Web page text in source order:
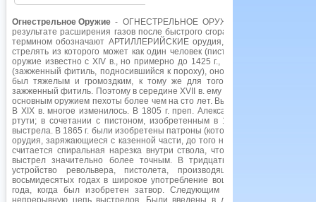
Огнестрельное Оружие - ОГНЕСТРЕЛЬНОЕ ОРУЖИЕ, оружие,
результате расширения газов после быстрого сгорания ПОРОХА или
термином обозначают АРТИЛЛЕРИЙСКИЕ орудия, но чаще всего
стрелять из которого может как один человек (пистолеты), так и
оружие известно с XIV в., но примерно до 1425 г., то есть до
(зажженный фитиль, подносившийся к пороху), оно считалось
был тяжелым и громоздким, к тому же для того, чтобы
зажженный фитиль. Поэтому в середине XVII в. ему на смену пришло
основным оружием пехоты более чем на сто лет. Выстрел производился
В XIX в. многое изменилось. В 1805 г. преп. Александр Форсит (1769-
ртути; в сочетании с пистоном, изобретенным в 1815 г., она
выстрела. В 1865 г. были изобретены патроны (которыми огнестрельное
орудия, заряжающиеся с казенной части, до того не применявшиеся.
считается спиральная нарезка внутри ствола, что заставляло пулю
выстрел значительно более точным. В тридцатых годах прошлого
устройство револьвера, пистолета, производящего без
восьмидесятых годах в широкое употребление вошли магазинные
года, когда был изобретен затвор. Следующим шагом была
непрерывную цепь выстрелов. Были введены в действие ручные